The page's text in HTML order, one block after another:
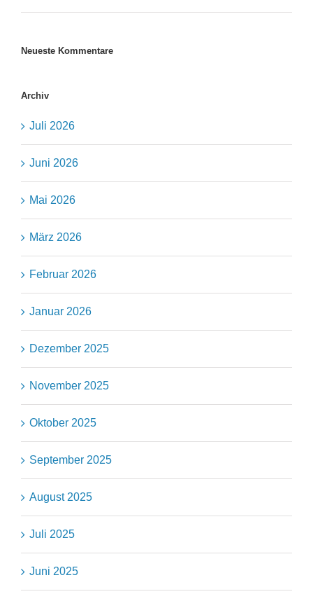
Neueste Kommentare
Archiv
Juli 2026
Juni 2026
Mai 2026
März 2026
Februar 2026
Januar 2026
Dezember 2025
November 2025
Oktober 2025
September 2025
August 2025
Juli 2025
Juni 2025